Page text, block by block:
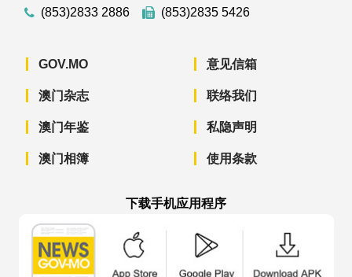
(853)2833 2886
(853)2835 5426
GOV.MO
澳门杂志
澳门年鉴
澳门相簿
意见信箱
联络我们
私隐声明
使用条款
下载手机应用程序